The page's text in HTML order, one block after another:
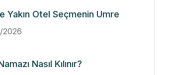
Yakın Otel Seçmenin Umre
2026
Nasıl Kılınır?